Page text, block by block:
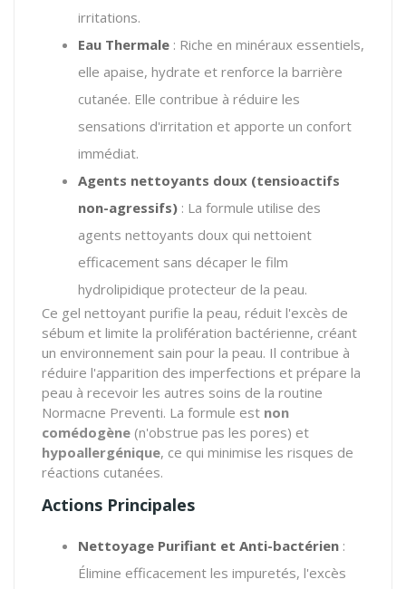
irritations.
Eau Thermale : Riche en minéraux essentiels,
elle apaise, hydrate et renforce la barrière
cutanée. Elle contribue à réduire les
sensations d'irritation et apporte un confort
immédiat.
Agents nettoyants doux (tensioactifs
non-agressifs) : La formule utilise des
agents nettoyants doux qui nettoient
efficacement sans décaper le film
hydrolipidique protecteur de la peau.
Ce gel nettoyant purifie la peau, réduit l'excès de
sébum et limite la prolifération bactérienne, créant
un environnement sain pour la peau. Il contribue à
réduire l'apparition des imperfections et prépare la
peau à recevoir les autres soins de la routine
Normacne Preventi. La formule est non
comédogène (n'obstrue pas les pores) et
hypoallergénique, ce qui minimise les risques de
réactions cutanées.
Actions Principales
Nettoyage Purifiant et Anti-bactérien :
Élimine efficacement les impuretés, l'excès